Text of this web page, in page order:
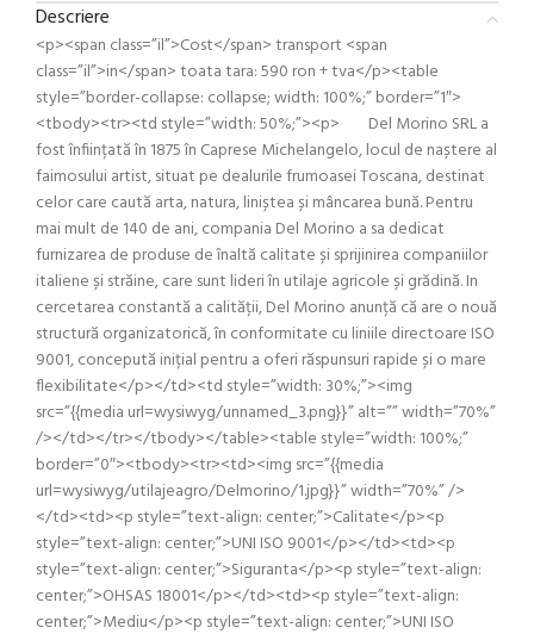
Descriere
<p><span class=”il”>Cost</span> transport <span
class=”il”>in</span> toata tara: 590 ron + tva</p><table
style=”border-collapse: collapse; width: 100%;” border=”1″>
<tbody><tr><td style=”width: 50%;”><p> Del Morino SRL a
fost înființată în 1875 în Caprese Michelangelo, locul de naștere al
faimosului artist, situat pe dealurile frumoasei Toscana, destinat
celor care caută arta, natura, liniștea și mâncarea bună. Pentru
mai mult de 140 de ani, compania Del Morino a sa dedicat
furnizarea de produse de înaltă calitate și sprijinirea companiilor
italiene și străine, care sunt lideri în utilaje agricole și grădină. In
cercetarea constantă a calității, Del Morino anunță că are o nouă
structură organizatorică, în conformitate cu liniile directoare ISO
9001, concepută inițial pentru a oferi răspunsuri rapide și o mare
flexibilitate</p></td><td style=”width: 30%;”><img
src=”{{media url=wysiwyg/unnamed_3.png}}” alt=”” width=”70%”
/></td></tr></tbody></table><table style=”width: 100%;”
border=”0″><tbody><tr><td><img src=”{{media
url=wysiwyg/utilajeagro/Delmorino/1.jpg}}” width=”70%” />
</td><td><p style=”text-align: center;”>Calitate</p><p
style=”text-align: center;”>UNI ISO 9001</p></td><td><p
style=”text-align: center;”>Siguranta</p><p style=”text-align:
center;”>OHSAS 18001</p></td><td><p style=”text-align:
center;”>Mediu</p><p style=”text-align: center;”>UNI ISO